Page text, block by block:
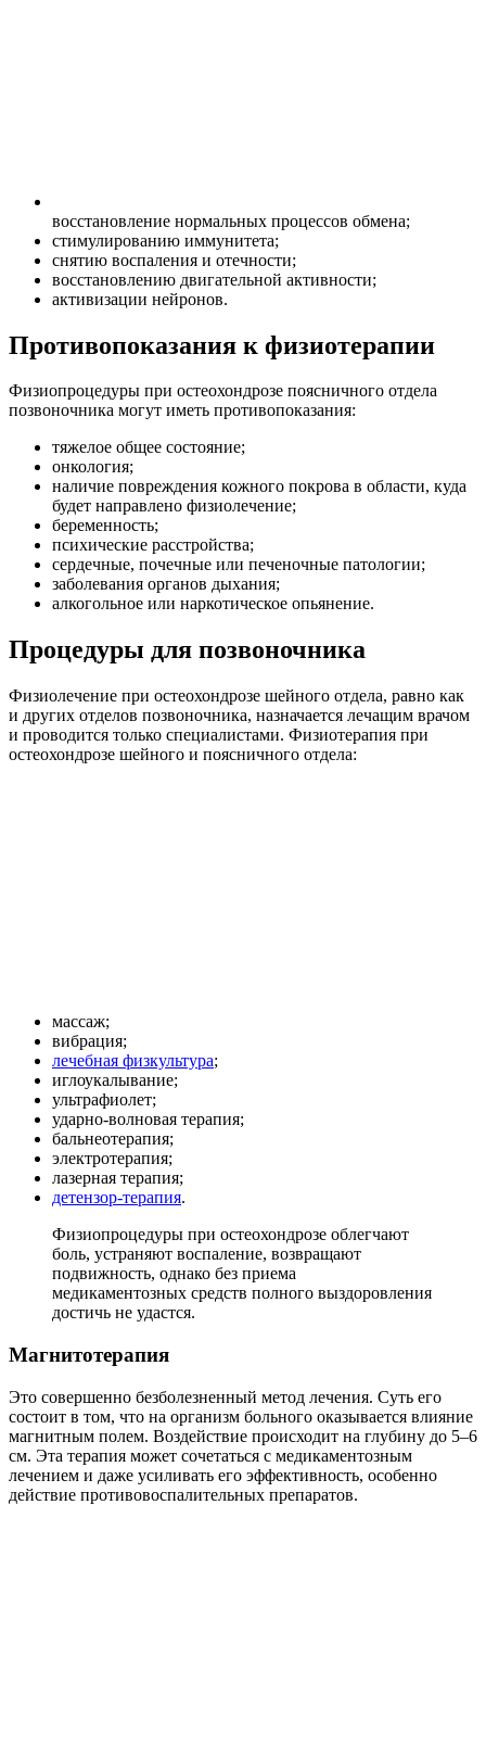
восстановление нормальных процессов обмена;
стимулированию иммунитета;
снятию воспаления и отечности;
восстановлению двигательной активности;
активизации нейронов.
Противопоказания к физиотерапии
Физиопроцедуры при остеохондрозе поясничного отдела
позвоночника могут иметь противопоказания:
тяжелое общее состояние;
онкология;
наличие повреждения кожного покрова в области, куда
будет направлено физиолечение;
беременность;
психические расстройства;
сердечные, почечные или печеночные патологии;
заболевания органов дыхания;
алкогольное или наркотическое опьянение.
Процедуры для позвоночника
Физиолечение при остеохондрозе шейного отдела, равно как
и других отделов позвоночника, назначается лечащим врачом
и проводится только специалистами. Физиотерапия при
остеохондрозе шейного и поясничного отдела:
массаж;
вибрация;
лечебная физкультура;
иглоукалывание;
ультрафиолет;
ударно-волновая терапия;
бальнеотерапия;
электротерапия;
лазерная терапия;
детензор-терапия.
Физиопроцедуры при остеохондрозе облегчают
боль, устраняют воспаление, возвращают
подвижность, однако без приема
медикаментозных средств полного выздоровления
достичь не удастся.
Магнитотерапия
Это совершенно безболезненный метод лечения. Суть его
состоит в том, что на организм больного оказывается влияние
магнитным полем. Воздействие происходит на глубину до 5–6
см. Эта терапия может сочетаться с медикаментозным
лечением и даже усиливать его эффективность, особенно
действие противовоспалительных препаратов.